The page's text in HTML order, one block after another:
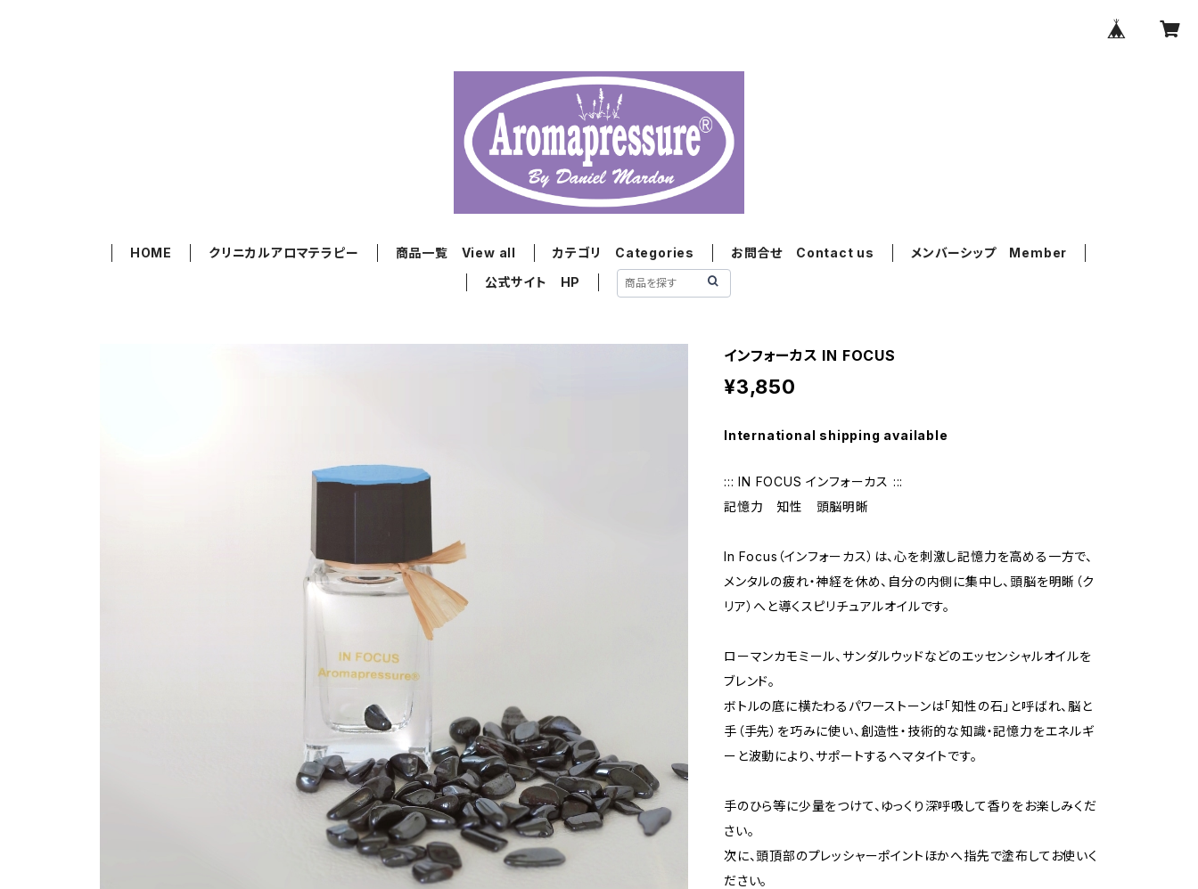
HOME クリニカルアロマテラピー 商品一覧 View all カテゴリ Categories お問合せ Contact us
メンバーシップ Member
公式サイト HP
インフォーカス IN FOCUS
¥3,850
International shipping available
::: IN FOCUS インフォーカス :::
記憶力 知性 頭脳明晰
In Focus（インフォーカス）は、心を刺激し記憶力を高める一方で、
メンタルの疲れ・神経を休め、自分の内側に集中し、頭脳を明晰（ク
リア）へと導くスピリチュアルオイルです。
ローマンカモミール、サンダルウッドなどのエッセンシャルオイルを
ブレンド。
ボトルの底に横たわるパワーストーンは「知性の石」と呼ばれ、脳と
手（手先）を巧みに使い、創造性・技術的な知識・記憶力をエネルギ
ーと波動により、サポートするヘマタイトです。
手のひら等に少量をつけて、ゆっくり深呼吸して香りをお楽しみくだ
さい。
次に、頭頂部のプレッシャーポイントほかへ指先で塗布してお使いく
ださい。